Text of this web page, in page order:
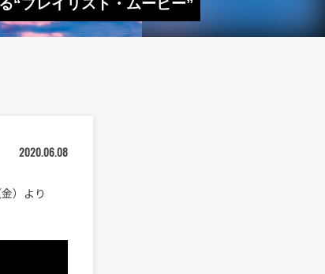
プレイリスト・ムービー”
2020.06.08
）より